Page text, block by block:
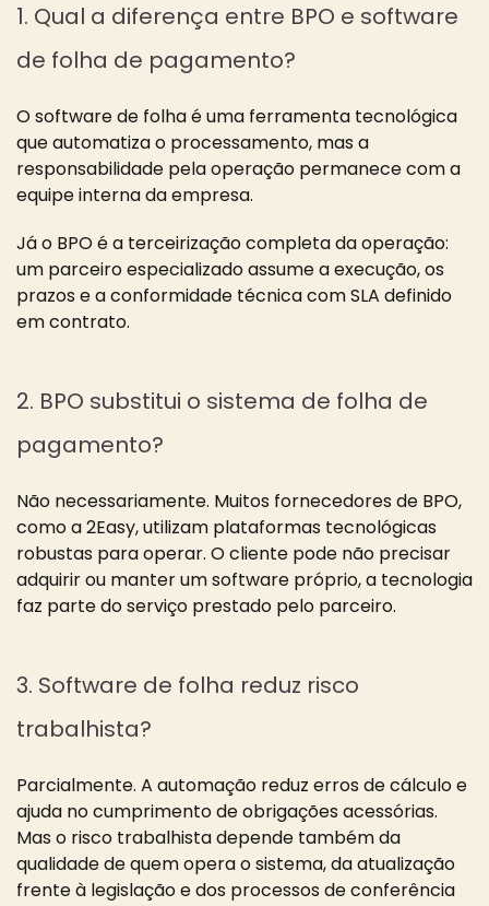
1. Qual a diferença entre BPO e software
de folha de pagamento?
O software de folha é uma ferramenta tecnológica
que automatiza o processamento, mas a
responsabilidade pela operação permanece com a
equipe interna da empresa.
Já o BPO é a terceirização completa da operação:
um parceiro especializado assume a execução, os
prazos e a conformidade técnica com SLA definido
em contrato.
2. BPO substitui o sistema de folha de
pagamento?
Não necessariamente. Muitos fornecedores de BPO,
como a 2Easy, utilizam plataformas tecnológicas
robustas para operar. O cliente pode não precisar
adquirir ou manter um software próprio, a tecnologia
faz parte do serviço prestado pelo parceiro.
3. Software de folha reduz risco
trabalhista?
Parcialmente. A automação reduz erros de cálculo e
ajuda no cumprimento de obrigações acessórias.
Mas o risco trabalhista depende também da
qualidade de quem opera o sistema, da atualização
frente à legislação e dos processos de conferência